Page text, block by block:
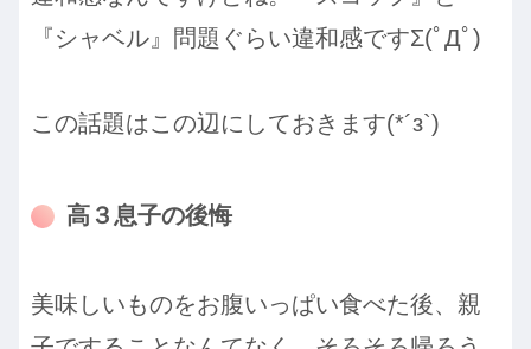
『シャベル』問題ぐらい違和感ですΣ(ﾟДﾟ)
この話題はこの辺にしておきます(*´з`)
高３息子の後悔
美味しいものをお腹いっぱい食べた後、親